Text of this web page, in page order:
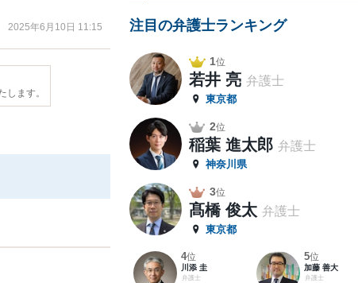
2025年6月10日 11:15
します。
注目の弁護士ランキング
1位
若井 亮 弁護士
東京都
2位
稲葉 進太郎 弁護士
神奈川県
3位
髙橋 俊太 弁護士
東京都
4位
川添 圭
弁護士
5位
加藤 善大
弁護士